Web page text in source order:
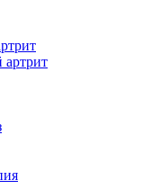
артрит